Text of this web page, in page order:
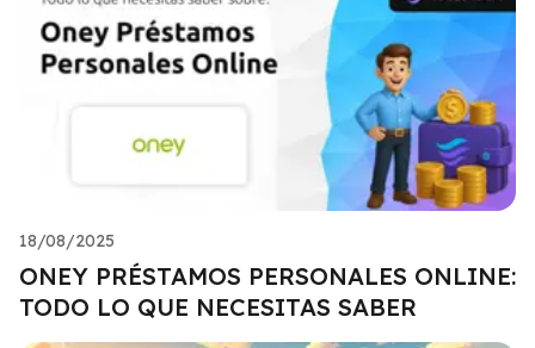
18/08/2025
ONEY PRÉSTAMOS PERSONALES ONLINE:
TODO LO QUE NECESITAS SABER